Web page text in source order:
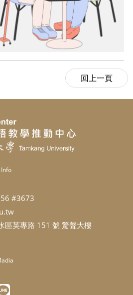
#3673
區英專路 151 號 驚聲大樓